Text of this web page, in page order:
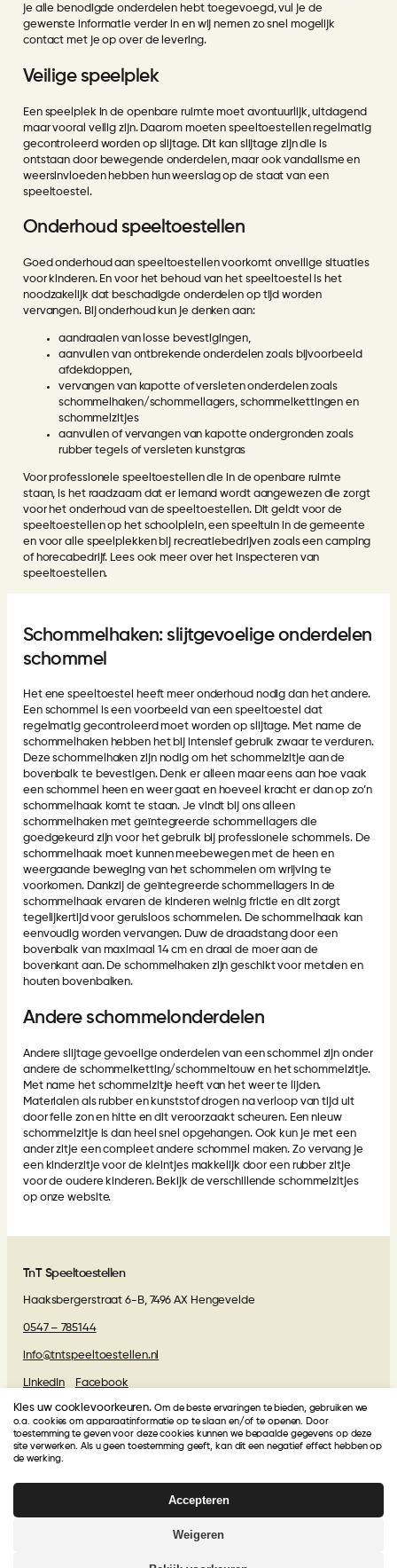
je alle benodigde onderdelen hebt toegevoegd, vul je de
gewenste informatie verder in en wij nemen zo snel mogelijk
contact met je op over de levering.
Veilige speelplek
Een speelplek in de openbare ruimte moet avontuurlijk, uitdagend
maar vooral veilig zijn. Daarom moeten speeltoestellen regelmatig
gecontroleerd worden op slijtage. Dit kan slijtage zijn die is
ontstaan door bewegende onderdelen, maar ook vandalisme en
weersinvloeden hebben hun weerslag op de staat van een
speeltoestel.
Onderhoud speeltoestellen
Goed onderhoud aan speeltoestellen voorkomt onveilige situaties
voor kinderen. En voor het behoud van het speeltoestel is het
noodzakelijk dat beschadigde onderdelen op tijd worden
vervangen. Bij onderhoud kun je denken aan:
aandraaien van losse bevestigingen,
aanvullen van ontbrekende onderdelen zoals bijvoorbeeld
afdekdoppen,
vervangen van kapotte of versleten onderdelen zoals
schommelhaken/schommellagers, schommelkettingen en
schommelzitjes
aanvullen of vervangen van kapotte ondergronden zoals
rubber tegels of versleten kunstgras
Voor professionele speeltoestellen die in de openbare ruimte
staan, is het raadzaam dat er iemand wordt aangewezen die zorgt
voor het onderhoud van de speeltoestellen. Dit geldt voor de
speeltoestellen op het schoolplein, een speeltuin in de gemeente
en voor alle speelplekken bij recreatiebedrijven zoals een camping
of horecabedrijf. Lees ook meer over het inspecteren van
speeltoestellen.
Schommelhaken: slijtgevoelige onderdelen
schommel
Het ene speeltoestel heeft meer onderhoud nodig dan het andere.
Een schommel is een voorbeeld van een speeltoestel dat
regelmatig gecontroleerd moet worden op slijtage. Met name de
schommelhaken hebben het bij intensief gebruik zwaar te verduren.
Deze schommelhaken zijn nodig om het schommelzitje aan de
bovenbalk te bevestigen. Denk er alleen maar eens aan hoe vaak
een schommel heen en weer gaat en hoeveel kracht er dan op zo’n
schommelhaak komt te staan. Je vindt bij ons alleen
schommelhaken met geïntegreerde schommellagers die
goedgekeurd zijn voor het gebruik bij professionele schommels. De
schommelhaak moet kunnen meebewegen met de heen en
weergaande beweging van het schommelen om wrijving te
voorkomen. Dankzij de geïntegreerde schommellagers in de
schommelhaak ervaren de kinderen weinig frictie en dit zorgt
tegelijkertijd voor geruisloos schommelen. De schommelhaak kan
eenvoudig worden vervangen. Duw de draadstang door een
bovenbalk van maximaal 14 cm en draai de moer aan de
bovenkant aan. De schommelhaken zijn geschikt voor metalen en
houten bovenbalken.
Andere schommelonderdelen
Andere slijtage gevoelige onderdelen van een schommel zijn onder
andere de schommelketting/schommeltouw en het schommelzitje.
Met name het schommelzitje heeft van het weer te lijden.
Materialen als rubber en kunststof drogen na verloop van tijd uit
door felle zon en hitte en dit veroorzaakt scheuren. Een nieuw
schommelzitje is dan heel snel opgehangen. Ook kun je met een
ander zitje een compleet andere schommel maken. Zo vervang je
een kinderzitje voor de kleintjes makkelijk door een rubber zitje
voor de oudere kinderen. Bekijk deverschillende schommelzitjes
op onze website.
TnT Speeltoestellen
Haaksbergerstraat 6-B, 7496 AX Hengevelde
0547 – 785144
info@tntspeeltoestellen.nl
LinkedIn Facebook
Algemene voorwaarden
Beoordelingen van onze klanten
krijgt van onze klanten een
Gebasseerd op27 beoordelingen
Kies uw cookievoorkeuren. Om de beste ervaringen te bieden, gebruiken we
o.a. cookies om apparaatinformatie op te slaan en/of te openen. Door
toestemming te geven voor deze cookies kunnen we bepaalde gegevens op deze
site verwerken. Als u geen toestemming geeft, kan dit een negatief effect hebben op
de werking.
Accepteren
Weigeren